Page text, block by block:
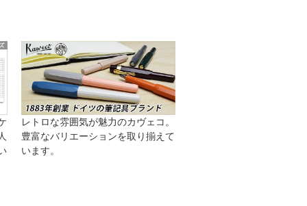
レトロな雰囲気が魅力のカヴェコ。
豊富なバリエーションを取り揃えて
います。